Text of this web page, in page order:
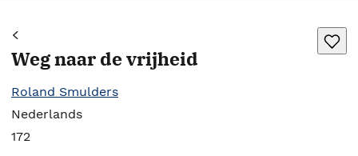
Weg naar de vrijheid
Roland Smulders
Nederlands
172